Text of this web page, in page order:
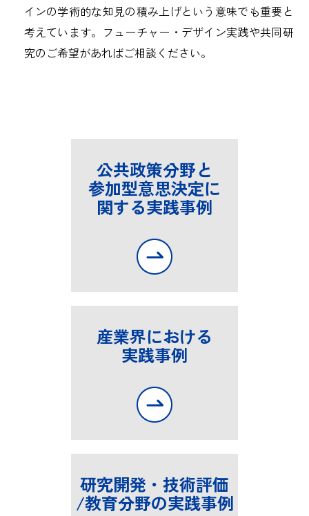
インの学術的な知見の積み上げという意味でも重要と
考えています。フューチャー・デザイン実践や共同研
究のご希望があればご相談ください。
公共政策分野と
参加型意思決定に
関する実践事例
産業界における
実践事例
研究開発・技術評価
/教育分野の実践事例